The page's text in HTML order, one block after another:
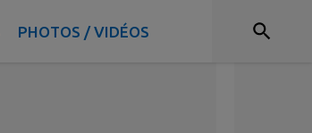
PHOTOS / VIDÉOS